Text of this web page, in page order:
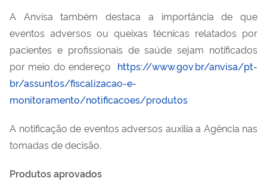
A Anvisa também destaca a importância de que
eventos adversos ou queixas técnicas relatados por
pacientes e profissionais de saúde sejam notificados
por meio do endereço https://www.gov.br/anvisa/pt-
br/assuntos/fiscalizacao-e-
monitoramento/notificacoes/produtos
A notificação de eventos adversos auxilia a Agência nas
tomadas de decisão.
Produtos aprovados